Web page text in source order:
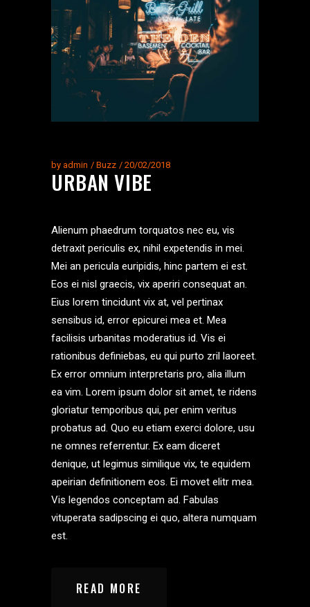
by admin Buzz 20/02/2018
URBAN VIBE
Alienum phaedrum torquatos nec eu, vis
detraxit periculis ex, nihil expetendis in mei.
Mei an pericula euripidis, hinc partem ei est.
Eos ei nisl graecis, vix aperiri consequat an.
Eius lorem tincidunt vix at, vel pertinax
sensibus id, error epicurei mea et. Mea
facilisis urbanitas moderatius id. Vis ei
rationibus definiebas, eu qui purto zril laoreet.
Ex error omnium interpretaris pro, alia illum
ea vim. Lorem ipsum dolor sit amet, te ridens
gloriatur temporibus qui, per enim veritus
probatus ad. Quo eu etiam exerci dolore, usu
ne omnes referrentur. Ex eam diceret
denique, ut legimus similique vix, te equidem
apeirian definitionem eos. Ei movet elitr mea.
Vis legendos conceptam ad. Fabulas
vituperata sadipscing ei quo, altera numquam
est.
READ MORE